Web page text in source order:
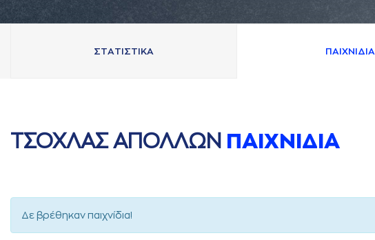
ΣΤAΤΙΣΤΙΚA ΠAΙΧΝΙΔΙA
ΤΣΟΧΛAΣ AΠΟΛΛΩΝ ΠAΙΧΝΙΔΙA
Δε βρέθηκαν παιχνίδια!